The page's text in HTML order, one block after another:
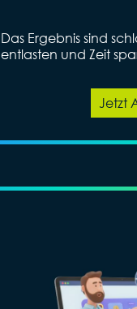
Das Ergebnis sind
entlasten und Zeit
Jetzt